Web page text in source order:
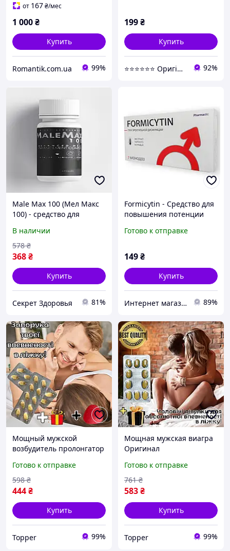
от 167₴/мес
1 000₴
Купить
Romantik.com.ua 99%
199₴
Купить
⭐⭐⭐⭐⭐⭐ Оригінальна продукція 92%
Male Max 100 (Мел Макс
100) - средство для
В наличии
368₴
578 ₴
Купить
Секрет Здоровья 81%
Formicytin - Средство для
повышения потенции
потенции, капсулы для
Готово к отправке
149₴
Купить
Интернет магазин " Боби " 89%
Мощный мужской
возбудитель пролонгатор
«UltraYellowPills» Таблетки
для повышения
потенции
Готово к отправке
444₴
598 ₴
Купить
Topper 99%
Мощная мужская виагра
Оригинал
для повышения
потенции
Готово к отправке
583₴
761 ₴
Купить
Topper 99%